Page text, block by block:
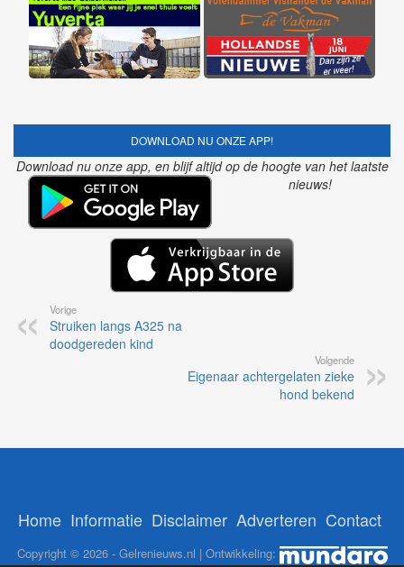
DOWNLOAD NU ONZE APP!
Download nu onze app, en blijf altijd op de hoogte van het laatste
nieuws!
Vorige
Struiken langs A325 na
doodgereden kind
Volgende
Eigenaar achtergelaten zieke
hond bekend
Home Informatie Disclaimer Adverteren Contact
Copyright © 2026 - Gelrenieuws.nl | Ontwikkeling: